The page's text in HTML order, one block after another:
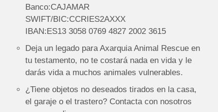
Banco:CAJAMAR
SWIFT/BIC:CCRIES2AXXX
IBAN:ES13 3058 0769 4827 2002 3615
Deja un legado para Axarquia Animal Rescue en
tu testamento, no te costará nada en vida y le
darás vida a muchos animales vulnerables.
¿Tiene objetos no deseados tirados en la casa,
el garaje o el trastero? Contacta con nosotros